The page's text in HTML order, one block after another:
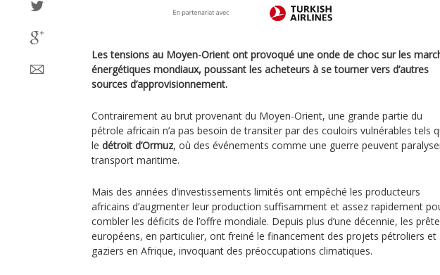
Les tensions au Moyen-Orient ont provoqué une onde de choc sur les
énergétiques mondiaux, poussant les acheteurs à se tourner vers d’autres
sources d’approvisionnement.
Contrairement au brut provenant du Moyen-Orient, une grande partie du
pétrole africain n’a pas besoin de transiter par des couloirs vulnérables tels
le détroit d’Ormuz, où des événements comme une guerre peuvent
transport maritime.
Mais des années d’investissements limités ont empêché les producteurs
africains d’augmenter leur production suffisamment et assez rapidement
combler les déficits de l’offre mondiale. Depuis plus d’une décennie, les
européens, en particulier, ont freiné le financement des projets pétroliers et
gaziers en Afrique, invoquant des préoccupations climatiques.